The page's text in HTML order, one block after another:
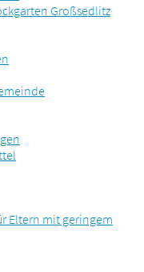
Großsedlitz
Eltern mit geringem